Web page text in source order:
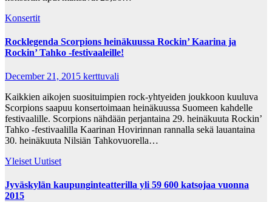
Konsertit
Rocklegenda Scorpions heinäkuussa Rockin’ Kaarina ja
Rockin’ Tahko -festivaaleille!
December 21, 2015 kerttuvali
Kaikkien aikojen suosituimpien rock-yhtyeiden joukkoon kuuluva
Scorpions saapuu konsertoimaan heinäkuussa Suomeen kahdelle
festivaalille. Scorpions nähdään perjantaina 29. heinäkuuta Rockin’
Tahko -festivaalilla Kaarinan Hovirinnan rannalla sekä lauantaina
30. heinäkuuta Nilsiän Tahkovuorella…
Yleiset Uutiset
Jyväskylän kaupunginteatterilla yli 59 600 katsojaa vuonna
2015